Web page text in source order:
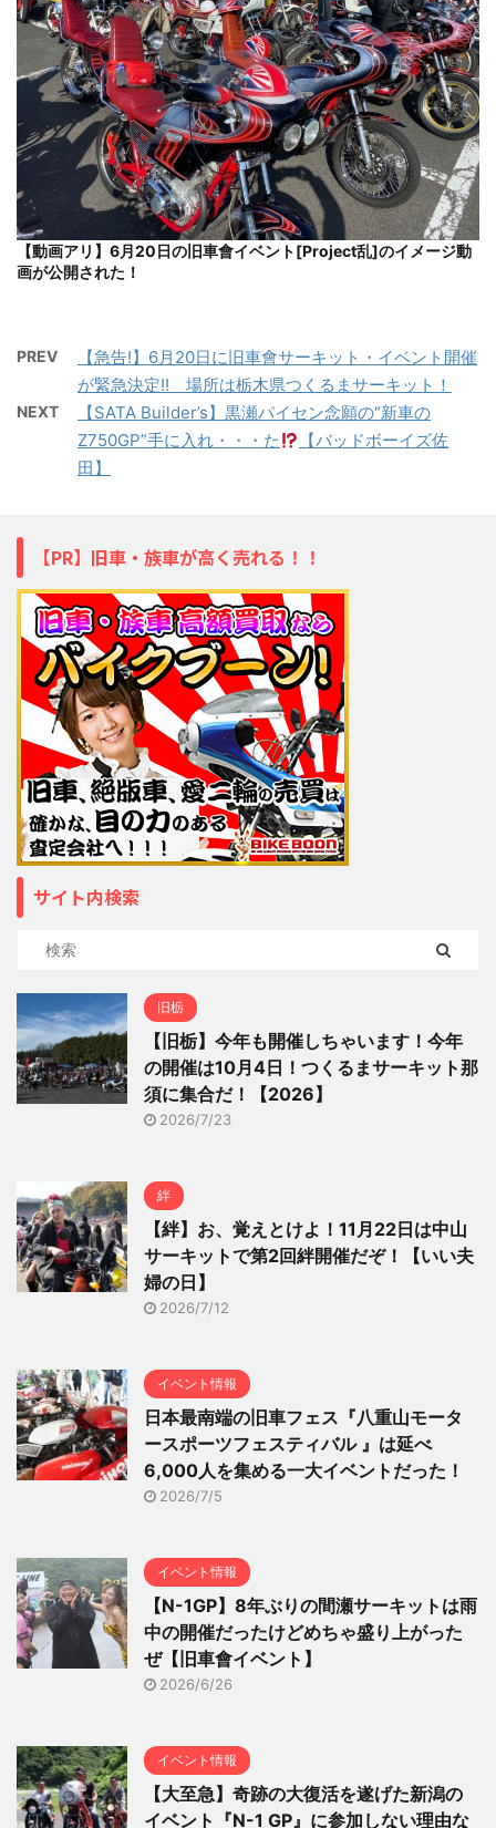
【動画アリ】6月20日の旧車會イベント[Project乱]のイメージ動
画が公開された！
PREV
【急告!】6月20日に旧車會サーキット・イベント開催
が緊急決定!! 場所は栃木県つくるまサーキット！
NEXT
【SATA Builder’s】黒瀬パイセン念願の“新車の
Z750GP”手に入れ・・・た
【バッドボーイズ佐
田】
【PR】旧車・族車が高く売れる！！
サイト内検索
旧栃
【旧栃】今年も開催しちゃいます！今年
の開催は10月4日！つくるまサーキット那
須に集合だ！【2026】
2026/7/23
絆
【絆】お、覚えとけよ！11月22日は中山
サーキットで第2回絆開催だぞ！【いい夫
婦の日】
2026/7/12
イベント情報
日本最南端の旧車フェス『八重山モータ
ースポーツフェスティバル 』は延べ
6,000人を集める一大イベントだった！
2026/7/5
イベント情報
【N-1GP】8年ぶりの間瀬サーキットは雨
中の開催だったけどめちゃ盛り上がった
ぜ【旧車會イベント】
2026/6/26
イベント情報
【大至急】奇跡の大復活を遂げた新潟の
イベント『N-1 GP』に参加しない理由な